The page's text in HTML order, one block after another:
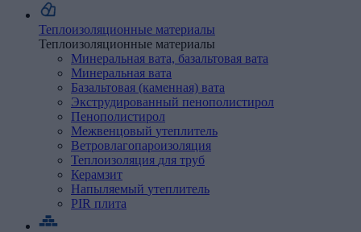
Теплоизоляционные материалы
Теплоизоляционные материалы
Минеральная вата, базальтовая вата
Минеральная вата
Базальтовая (каменная) вата
Экструдированный пенополистирол
Пенополистирол
Межвенцовый утеплитель
Ветровлагопароизоляция
Теплоизоляция для труб
Керамзит
Напыляемый утеплитель
PIR плита